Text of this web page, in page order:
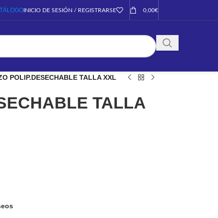
INICIO DE SESIÓN / REGISTRARSE 0,00€
POLIP.DESECHABLE TALLA XXL
TALLA